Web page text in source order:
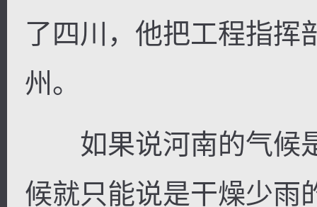
了四川，他把工程指挥
州。
如果说河南的气候
候就只能说是干燥少雨